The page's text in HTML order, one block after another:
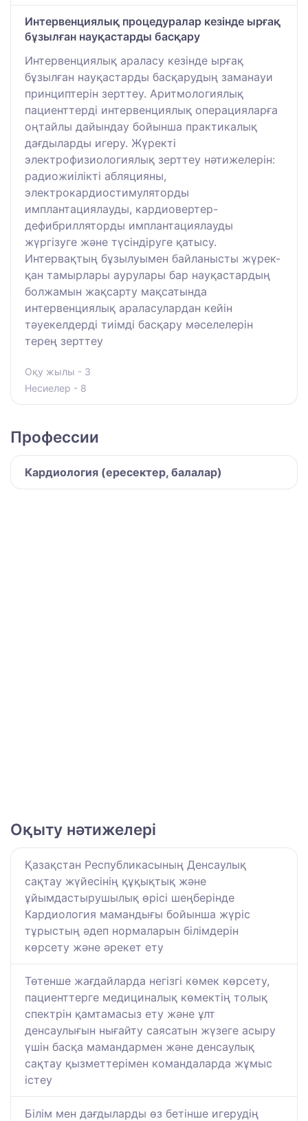
Интервенциялық процедуралар кезінде ырғақ
бұзылған науқастарды басқару
Интервенциялық араласу кезінде ырғақ
бұзылған науқастарды басқарудың заманауи
принциптерін зерттеу. Аритмологиялық
пациенттерді интервенциялық операцияларға
оңтайлы дайындау бойынша практикалық
дағдыларды игеру. Жүректі
электрофизиологиялық зерттеу нәтижелерін:
радиожиілікті абляцияны,
электрокардиостимуляторды
имплантациялауды, кардиовертер-
дефибрилляторды имплантациялауды
жүргізуге және түсіндіруге қатысу.
Интервақтың бұзылуымен байланысты жүрек-
қан тамырлары аурулары бар науқастардың
болжамын жақсарту мақсатында
интервенциялық араласулардан кейін
тәуекелдерді тиімді басқару мәселелерін
терең зерттеу
Оқу жылы - 3
Несиелер - 8
Профессии
Кардиология (ересектер, балалар)
Оқыту нәтижелері
Қазақстан Республикасының Денсаулық
сақтау жүйесінің құқықтық және
ұйымдастырушылық өрісі шеңберінде
Кардиология мамандығы бойынша жүріс
тұрыстың әдеп нормаларын білімдерін
көрсету және әрекет ету
Төтенше жағдайларда негізгі көмек көрсету,
пациенттерге медициналық көмектің толық
спектрін қамтамасыз ету және ұлт
денсаулығын нығайту саясатын жүзеге асыру
үшін басқа мамандармен және денсаулық
сақтау қызметтерімен командаларда жұмыс
істеу
Білім мен дағдыларды өз бетінше игерудің